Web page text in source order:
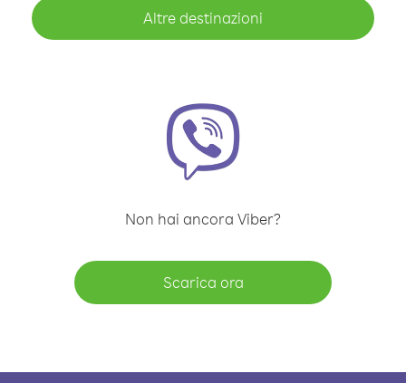
Altre destinazioni
Non hai ancora Viber?
Scarica ora